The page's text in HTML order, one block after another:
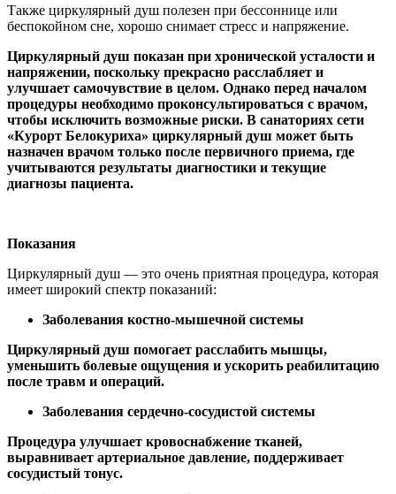
Также циркулярный душ полезен при бессоннице или
беспокойном сне, хорошо снимает стресс и напряжение.
Циркулярный душ показан при хронической усталости и
напряжении, поскольку прекрасно расслабляет и
улучшает самочувствие в целом. Однако перед началом
процедуры необходимо проконсультироваться с врачом,
чтобы исключить возможные риски. В санаториях сети
«Курорт Белокуриха» циркулярный душ может быть
назначен врачом только после первичного приема, где
учитываются результаты диагностики и текущие
диагнозы пациента.
Показания
Циркулярный душ — это очень приятная процедура, которая
имеет широкий спектр показаний:
Заболевания костно-мышечной системы
Циркулярный душ помогает расслабить мышцы,
уменьшить болевые ощущения и ускорить реабилитацию
после травм и операций.
Заболевания сердечно-сосудистой системы
Процедура улучшает кровоснабжение тканей,
выравнивает артериальное давление, поддерживает
сосудистый тонус.